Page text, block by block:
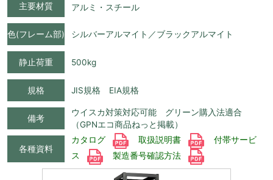
主要材質 アルミ・スチール
色(フレーム部) シルバーアルマイト／ブラックアルマイト
静止荷重 500kg
規格 JIS規格 EIA規格
備考
ウイスカ対策対応可能 グリーン購入法適合
（GPNエコ商品ねっと掲載）
各種資料
カタログ 取扱説明書
付帯サービ
ス
製造番号確認方法